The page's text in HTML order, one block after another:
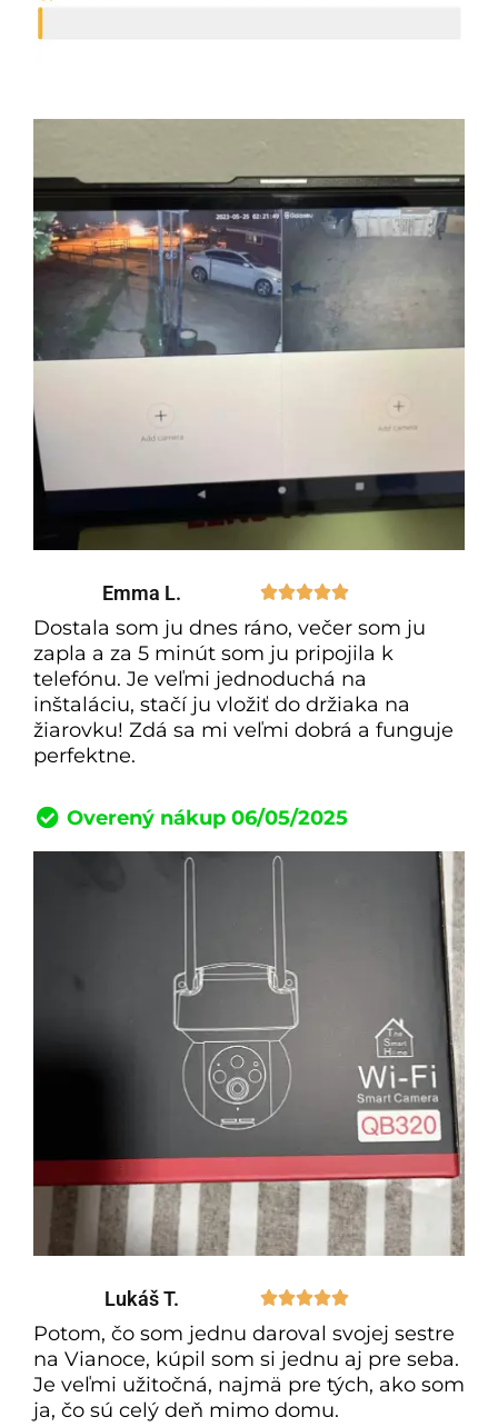
Emma L. 
Dostala som ju dnes ráno, večer som ju
zapla a za 5 minút som ju pripojila k
telefónu. Je veľmi jednoduchá na
inštaláciu, stačí ju vložiť do držiaka na
žiarovku! Zdá sa mi veľmi dobrá a funguje
perfektne.
Overený nákup 06/05/2025
Lukáš T. 
Potom, čo som jednu daroval svojej sestre
na Vianoce, kúpil som si jednu aj pre seba.
Je veľmi užitočná, najmä pre tých, ako som
ja, čo sú celý deň mimo domu.